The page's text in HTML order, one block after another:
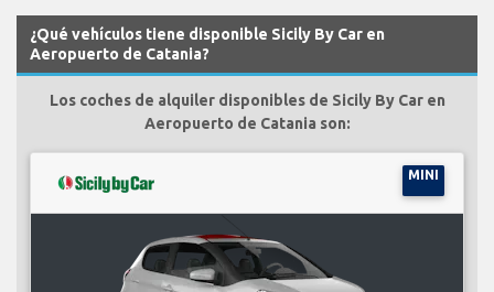
¿Qué vehículos tiene disponible Sicily By Car en
Aeropuerto de Catania?
Los coches de alquiler disponibles de Sicily By Car en
Aeropuerto de Catania son:
MINI